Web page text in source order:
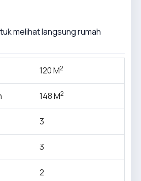
melihat langsung rumah
120 M2
148 M2
3
3
2